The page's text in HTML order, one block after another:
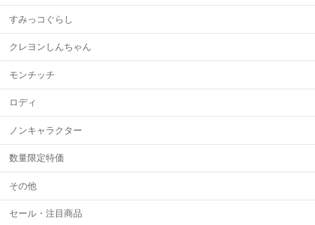
すみっコぐらし
クレヨンしんちゃん
モンチッチ
ロディ
ノンキャラクター
数量限定特価
その他
セール・注目商品